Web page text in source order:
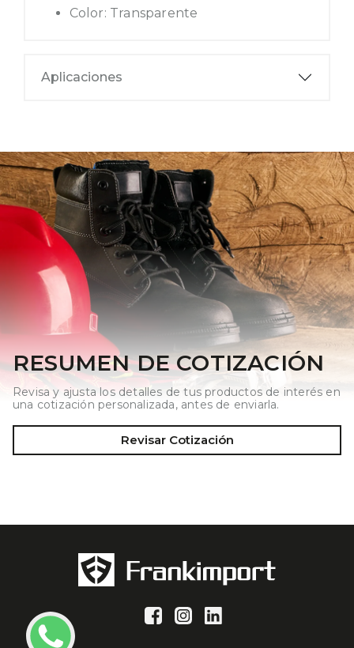
Color: Transparente
Aplicaciones
RESUMEN DE COTIZACIÓN
Revisa y ajusta los detalles de tus productos de interés en
una cotización personalizada, antes de enviarla.
Revisar Cotización